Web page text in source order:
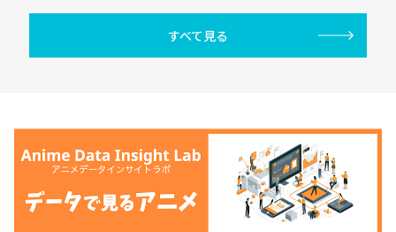
すべて見る